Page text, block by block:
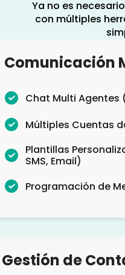
Ya no es
con múltiples
Comunicación
Chat Multi Agentes
Múltiples Cuentas
Plantillas
SMS, Email)
Programación de
Gestión de